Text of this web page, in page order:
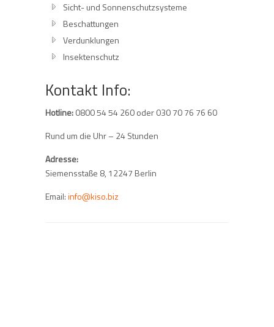
Sicht- und Sonnenschutzsysteme
Beschattungen
Verdunklungen
Insektenschutz
Kontakt Info:
Hotline:0800 54 54 260 oder 030 70 76 76 60
Rund um die Uhr – 24 Stunden
Adresse:
Siemensstaße 8, 12247 Berlin
Email:info@kiso.biz